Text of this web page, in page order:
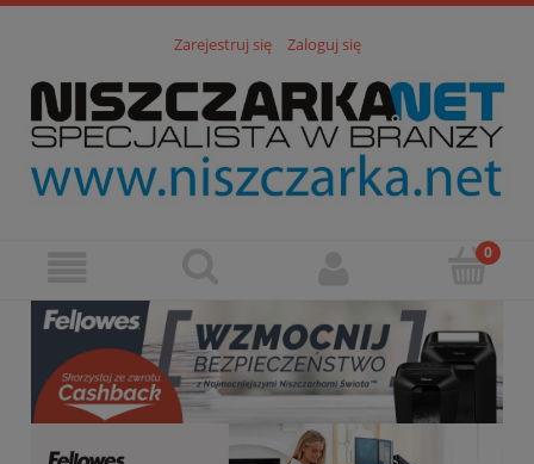
Zarejestruj się Zaloguj się